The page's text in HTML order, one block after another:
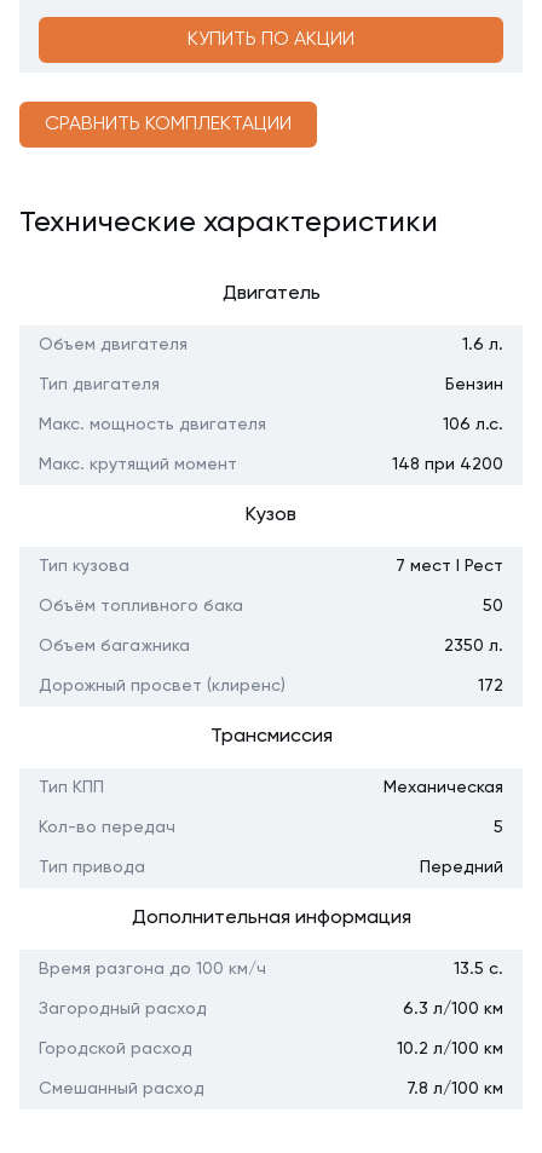
КУПИТЬ ПО АКЦИИ
СРАВНИТЬ КОМПЛЕКТАЦИИ
Технические характеристики
Двигатель
Объем двигателя 1.6 л.
Тип двигателя Бензин
Макс. мощность двигателя 106 л.с.
Макс. крутящий момент 148 при 4200
Кузов
Тип кузова 7 мест I Рест
Объём топливного бака 50
Объем багажника 2350 л.
Дорожный просвет (клиренс) 172
Трансмиссия
Тип КПП Механическая
Кол-во передач 5
Тип привода Передний
Дополнительная информация
Время разгона до 100 км/ч 13.5 с.
Загородный расход 6.3 л/100 км
Городской расход 10.2 л/100 км
Смешанный расход 7.8 л/100 км